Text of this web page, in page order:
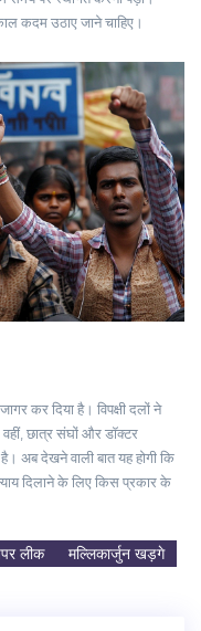
कदम उठाए जाने चाहिए।
कर दिया है। विपक्षी दलों ने
छात्र संघों और डॉक्टर
अब देखने वाली बात यह होगी कि
दिलाने के लिए किस प्रकार के
लीक मल्लिकार्जुन खड़गे